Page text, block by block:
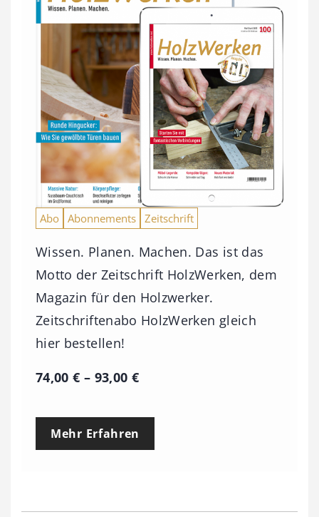
Abo Abonnements Zeitschrift
Wissen. Planen. Machen. Das ist das
Motto der Zeitschrift HolzWerken, dem
Magazin für den Holzwerker.
Zeitschriftenabo HolzWerken gleich
hier bestellen!
74,00€ – 93,00 €P
e
p
Mehr Erfahren